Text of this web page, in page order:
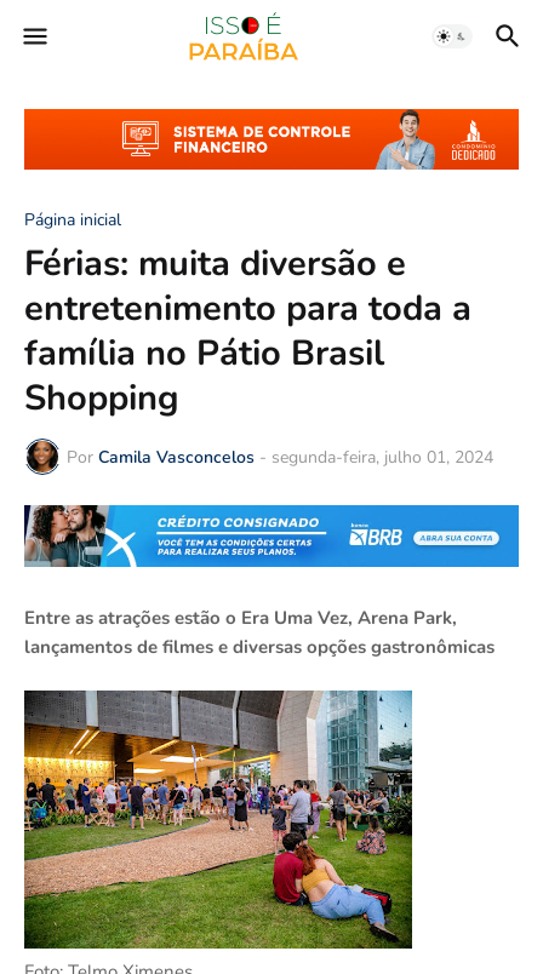
Página inicial
Férias: muita diversão e
entretenimento para toda a
família no Pátio Brasil
Shopping
Por Camila Vasconcelos - segunda-feira, julho 01, 2024
Entre as atrações estão o Era Uma Vez, Arena Park,
lançamentos de filmes e diversas opções gastronômicas